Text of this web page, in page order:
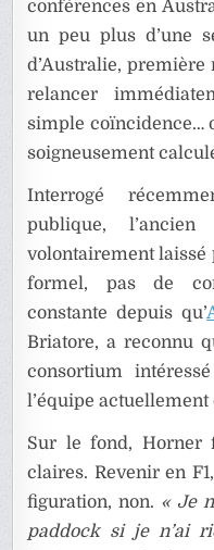
conférences en
un peu plus d’une
d’Australie, première
relancer
simple coïncidence…
soigneusement
Interrogé
publique,
volontairement laissé
formel, pas de
constante depuis qu’
Briatore, a reconnu
consortium
l’équipe
Sur le fond, Horner
claires. Revenir en
figuration, non. « Je
paddock si je n’ai